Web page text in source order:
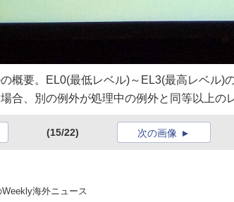
概要。EL0(最低レベル)～EL3(最高レベル)
合、別の例外が処理中の例外と同等以上の
(15/22) 次の画像
海外ニュース